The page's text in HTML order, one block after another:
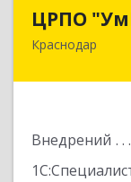
ЦРПО
Краснодар
Внедрений
350020,